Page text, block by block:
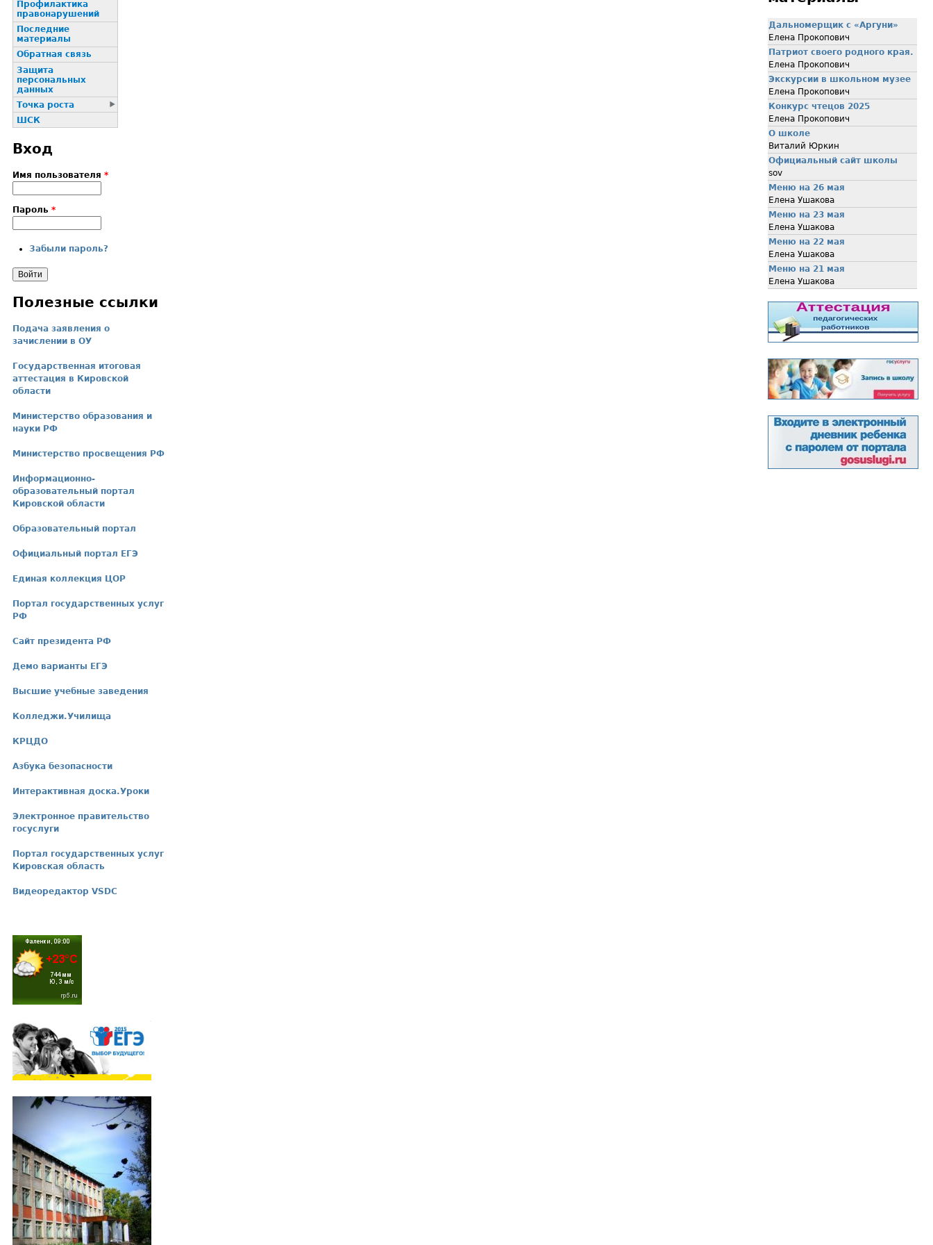
Профилактика
пpaвонаpушений
Последние
материалы
Обратная связь
Защита
персональных
данных
Точка роста
ШСК
Вход
Имя пользователя *
Пароль *
Забыли пароль?
Полезные ссылки
Подача заявления о
зачислении в ОУ
Государственная итоговая
аттестация в Кировской
области
Министерство образования и
науки РФ
Министерство просвещения РФ
Информационно-
образовательный портал
Кировской области
Образовательный портал
Официальный портал ЕГЭ
Единая коллекция ЦОР
Портал государственных услуг
РФ
Сайт президента РФ
Демо варианты ЕГЭ
Высшие учебные заведения
Колледжи.Училища
КРЦДО
Азбука безопасности
Интерактивная доска.Уроки
Электронное правительство
госуслуги
Портал государственных услуг
Кировская область
Видеоредактор VSDC
Дальномерщик с «Аргуни»
Елена Прокопович
Патриот своего родного края.
Елена Прокопович
Экскурсии в школьном музее
Елена Прокопович
Конкурс чтецов 2025
Елена Прокопович
О школе
Виталий Юркин
Официальный сайт школы
sov
Меню на 26 мая
Елена Ушакова
Меню на 23 мая
Елена Ушакова
Меню на 22 мая
Елена Ушакова
Меню на 21 мая
Елена Ушакова